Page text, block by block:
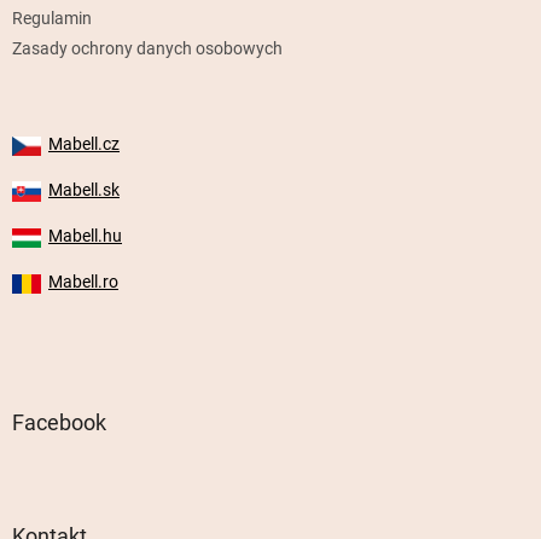
Regulamin
Zasady ochrony danych osobowych
Mabell.cz
Mabell.sk
Mabell.hu
Mabell.ro
Facebook